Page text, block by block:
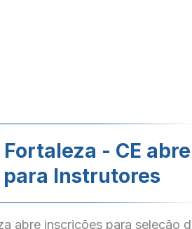
Fortaleza - CE abre
Instrutores
abre inscrições para seleção